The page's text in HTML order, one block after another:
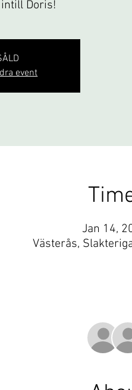
Doris!
event
Jan 14,
Västerås,